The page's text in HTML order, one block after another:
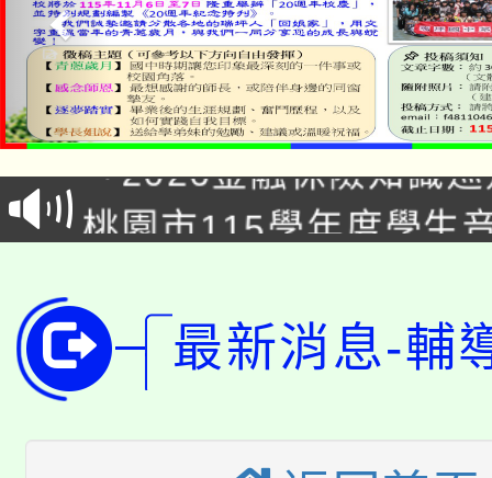
公告本校115學年度第
「2026金融保險知識
車」活動
桃園市115學年度學生
代理(課)教師甄選結果(
公告本校115學年度第
代理(課)教師甄選結果(
轉知中國文化大學推廣
《TA101》溝通分析基
轉知苗栗縣政府辦理
最新消息-輔